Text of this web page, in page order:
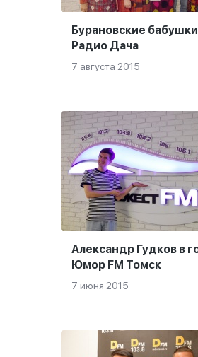
Бурановские
Радио Дача
7 августа 2015
Александр Гудков в
Юмор FM Томск
7 июня 2015